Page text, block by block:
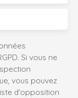
Si vous ne
vous pouvez
d'opposition